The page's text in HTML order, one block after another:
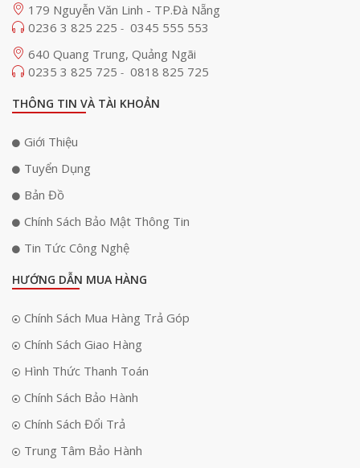
Tối ưu cho máy ảnh Sony Alpha và FX Series
Lexar Silver CFexpress Type A được thiết kế đặc biệt để tương thích
ảnh RAW và chụp liên tiếp tốc độ cao, người dùng có thể dễ dàng bắt
trọn mọi khoảnh khắc quý giá. Sự kết hợp giữa thẻ nhớ Lexar và thiết bị
Sony giúp tối ưu hiệu năng, mang đến trải nghiệm làm việc liền mạch và
hiệu quả.
179 Nguyễn Văn Linh - TP.Đà Nẵng
0236 3 825 225 - 0345 555 553
640 Quang Trung, Quảng Ngãi
0235 3 825 725 - 0818 825 725
THÔNG TIN VÀ TÀI KHOẢN
Giới Thiệu
Tuyển Dụng
Bản Đồ
Chính Sách Bảo Mật Thông Tin
Tin Tức Công Nghệ
HƯỚNG DẪN MUA HÀNG
Chính Sách Mua Hàng Trả Góp
Chính Sách Giao Hàng
Hình Thức Thanh Toán
Chính Sách Bảo Hành
Chính Sách Đổi Trả
Trung Tâm Bảo Hành